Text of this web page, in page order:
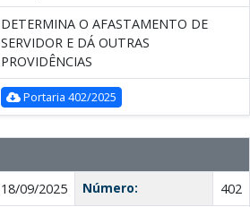
DETERMINA O AFASTAMENTO DE
SERVIDOR E DÁ OUTRAS
PROVIDÊNCIAS
Portaria 402/2025
18/09/2025 Número:
402